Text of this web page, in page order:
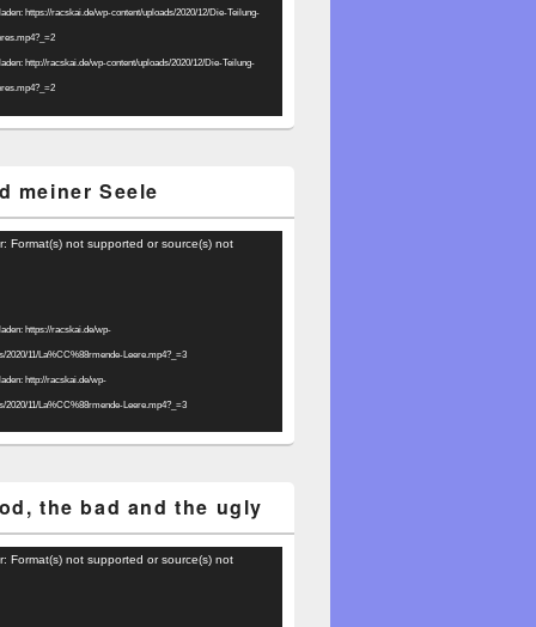
https://racskai.de/wp-content/uploads/2020/12/Die-Teilung-
http://racskai.de/wp-content/uploads/2020/12/Die-Teilung-
meiner Seele
Format(s) not supported or source(s) not
https://racskai.de/wp-
2020/11/La%CC%88rmende-Leere.mp4?_=3
http://racskai.de/wp-
2020/11/La%CC%88rmende-Leere.mp4?_=3
the bad and the ugly
Format(s) not supported or source(s) not